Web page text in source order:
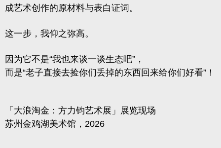
成艺术创作的原材料与表白证词。
这一步，我仰之弥高。
因为它不是“我也来谈一谈生态吧”，
而是“老子直接去捡你们丢掉的东西回来给你们好看”！
「大浪淘金：方力钧艺术展」展览现场
苏州金鸡湖美术馆，2026